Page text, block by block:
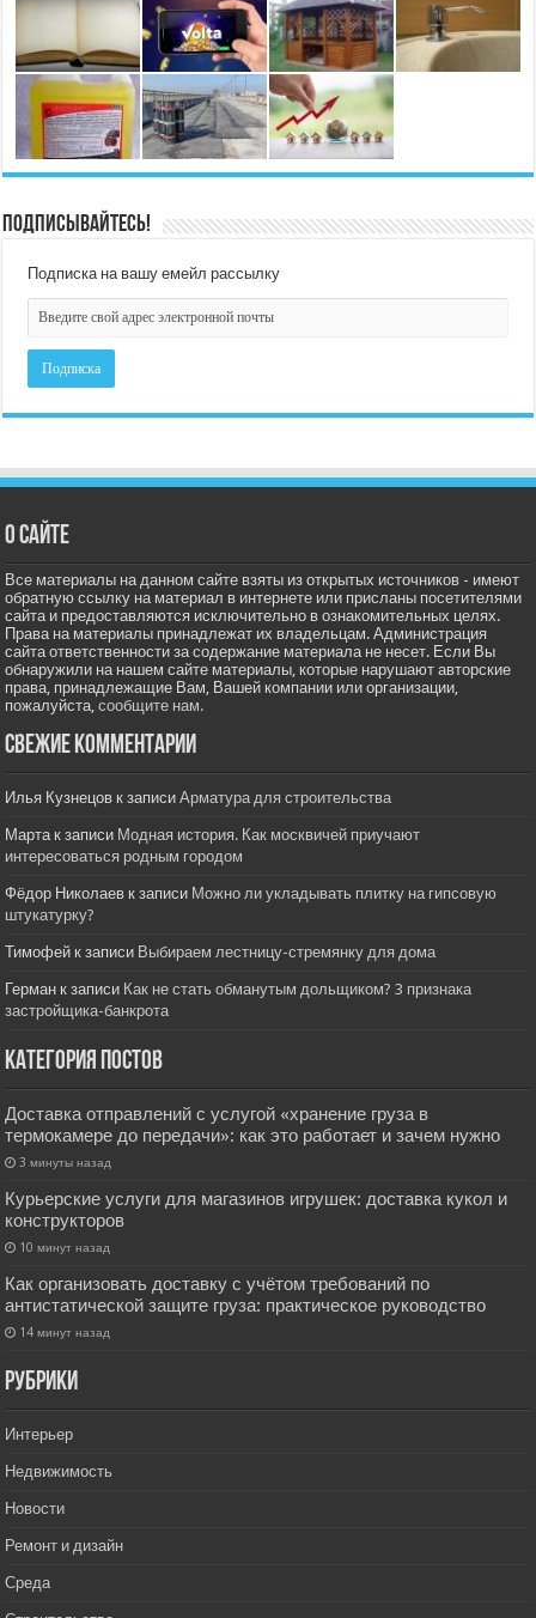
Подписывайтесь!
Подписка на вашу емейл рассылку
О сайте
Все материалы на данном сайте взяты из открытых источников - имеют
обратную ссылку на материал в интернете или присланы посетителями
сайта и предоставляются исключительно в ознакомительных целях.
Права на материалы принадлежат их владельцам. Администрация
сайта ответственности за содержание материала не несет. Если Вы
обнаружили на нашем сайте материалы, которые нарушают авторские
права, принадлежащие Вам, Вашей компании или организации,
пожалуйста,сообщите нам.
Свежие комментарии
Илья Кузнецов к записиАрматура для строительства
Мартак записи Модная история. Как москвичей приучают
интересоваться родным городом
Фёдор Николаев к записи Можно ли укладывать плитку на гипсовую
штукатурку?
Тимофей к записи Выбираем лестницу-стремянку для дома
Герман к записи Как не стать обманутым дольщиком? 3 признака
застройщика-банкрота
Категория постов
Доставка отправлений с услугой «хранение груза в
термокамере до передачи»: как это работает и зачем нужно
3 минуты назад
Курьерские услуги для магазинов игрушек: доставка кукол и
конструкторов
10 минут назад
Как организовать доставку с учётом требований по
антистатической защите груза: практическое руководство
14 минут назад
РУбрики
Интерьер
Недвижимость
Новости
Ремонт и дизайн
Среда